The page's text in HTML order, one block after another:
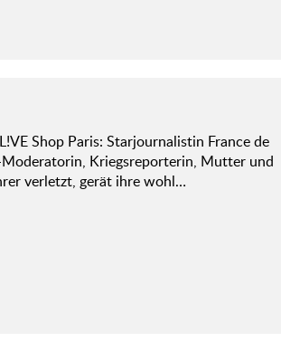
Shop Paris: Starjournalistin France de
Kriegsreporterin, Mutter und
verletzt, gerät ihre wohl…